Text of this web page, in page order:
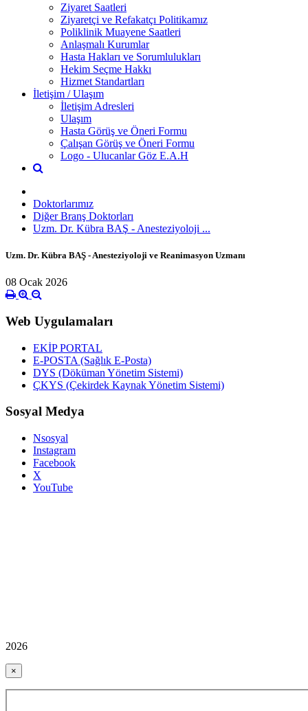
Ziyaret Saatleri
Ziyaretçi ve Refakatçı Politikamız
Poliklinik Muayene Saatleri
Anlaşmalı Kurumlar
Hasta Hakları ve Sorumlulukları
Hekim Seçme Hakkı
Hizmet Standartları
İletişim / Ulaşım
İletişim Adresleri
Ulaşım
Hasta Görüş ve Öneri Formu
Çalışan Görüş ve Öneri Formu
Logo - Ulucanlar Göz E.A.H
Doktorlarımız
Diğer Branş Doktorları
Uzm. Dr. Kübra BAŞ - Anesteziyoloji ...
Uzm. Dr. Kübra BAŞ - Anesteziyoloji ve Reanimasyon Uzmanı
08 Ocak 2026
Web Uygulamaları
EKİP PORTAL
E-POSTA (Sağlık E-Posta)
DYS (Döküman Yönetim Sistemi)
ÇKYS (Çekirdek Kaynak Yönetim Sistemi)
Sosyal Medya
Nsosyal
Instagram
Facebook
X
YouTube
2026
×